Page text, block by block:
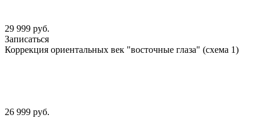
29 999 руб.
Записаться
Коррекция ориентальных век "восточные глаза" (схема 1)
26 999 руб.